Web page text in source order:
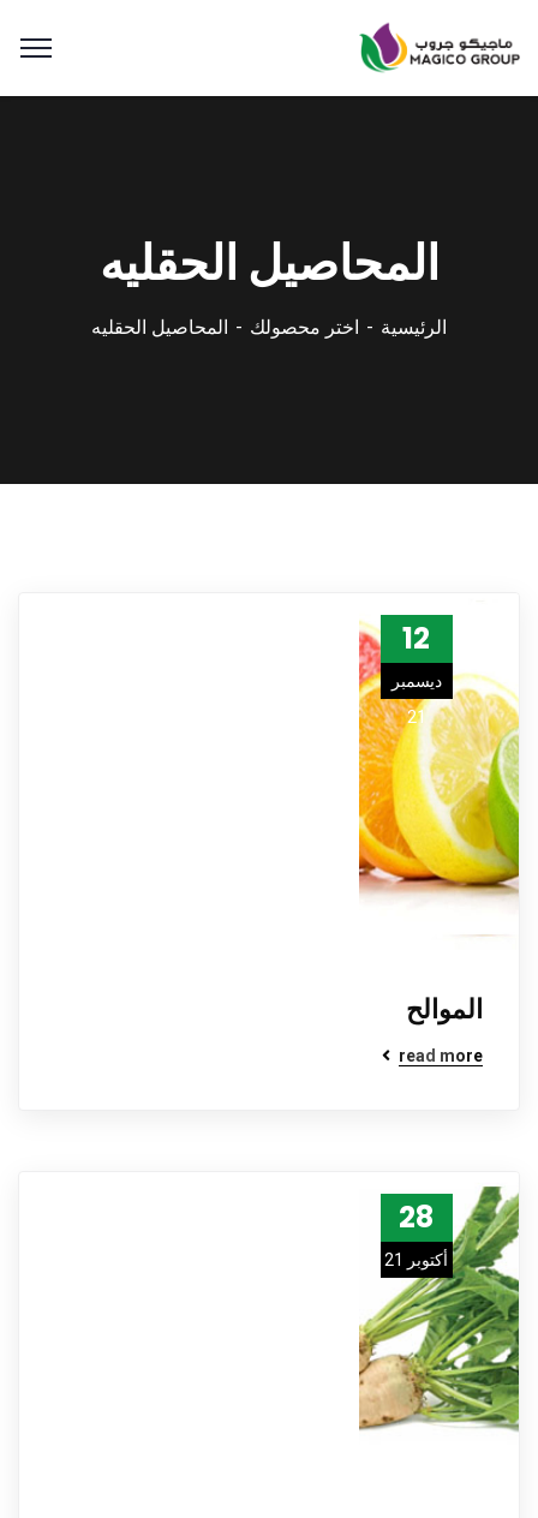
المحاصيل الحقليه
الرئيسية اختر محصولك المحاصيل الحقليه
12
ديسمبر
21
الموالح
read more
28
أكتوبر 21